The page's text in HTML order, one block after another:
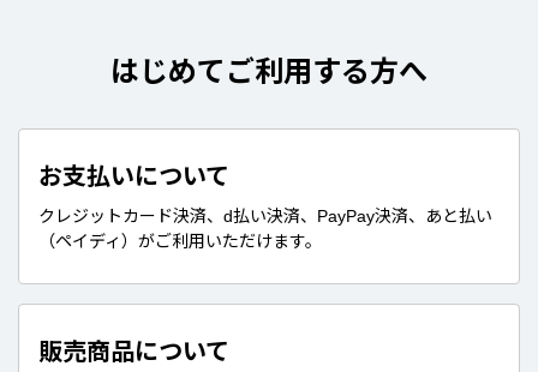
はじめてご利用する方へ
お支払いについて
クレジットカード決済、d払い決済、PayPay決済、あと払い
（ペイディ）がご利用いただけます。
販売商品について